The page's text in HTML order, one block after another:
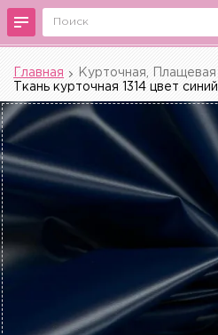
Главная
Курточная, Плащевая
Ткань курточная 1314 цвет синий